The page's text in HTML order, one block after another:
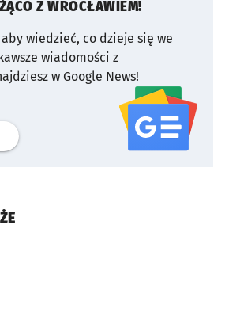
Z WROCŁAWIEM!
wiedzieć, co dzieje się we
wiadomości z
w Google News!
profil serwisu